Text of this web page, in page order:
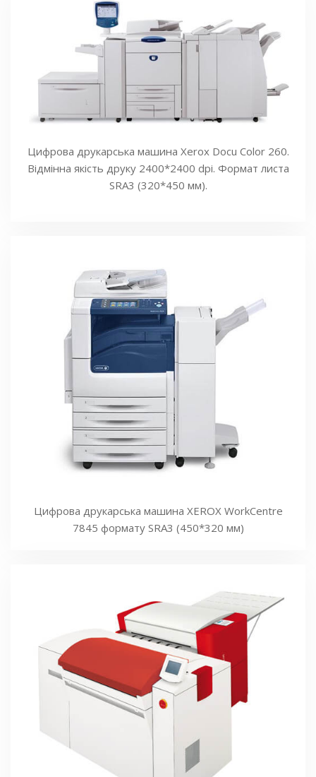
Цифрова друкарська машина Xerox Docu Color 260.
Відмінна якість друку 2400*2400 dpi. Формат листа
SRA3 (320*450 мм).
Цифрова друкарська машина XEROX WorkCentre
7845 формату SRA3 (450*320 мм)